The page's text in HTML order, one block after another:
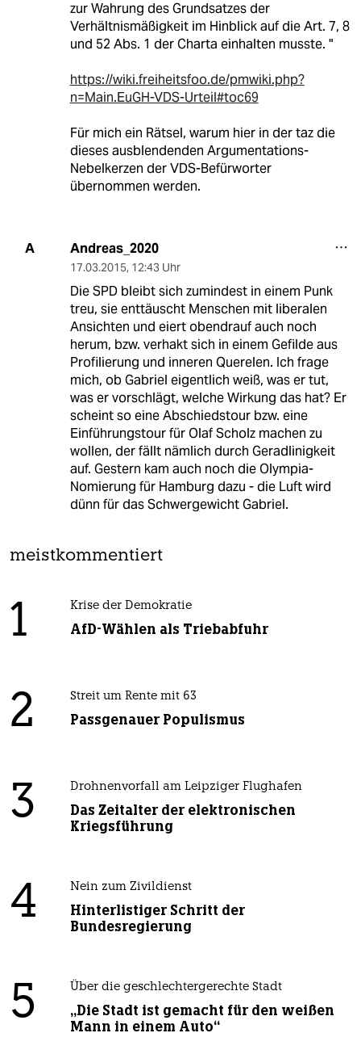
zur Wahrung des Grundsatzes der
Verhältnismäßigkeit im Hinblick auf die Art. 7, 8
und 52 Abs. 1 der Charta einhalten musste. "
https://wiki.freiheitsfoo.de/pmwiki.php?
n=Main.EuGH-VDS-Urteil#toc69
Für mich ein Rätsel, warum hier in der taz die
dieses ausblendenden Argumentations-
Nebelkerzen der VDS-Befürworter
übernommen werden.
A Andreas_2020
17.03.2015, 12:43 Uhr
Die SPD bleibt sich zumindest in einem Punk
treu, sie enttäuscht Menschen mit liberalen
Ansichten und eiert obendrauf auch noch
herum, bzw. verhakt sich in einem Gefilde aus
Profilierung und inneren Querelen. Ich frage
mich, ob Gabriel eigentlich weiß, was er tut,
was er vorschlägt, welche Wirkung das hat? Er
scheint so eine Abschiedstour bzw. eine
Einführungstour für Olaf Scholz machen zu
wollen, der fällt nämlich durch Geradlinigkeit
auf. Gestern kam auch noch die Olympia-
Nomierung für Hamburg dazu - die Luft wird
dünn für das Schwergewicht Gabriel.
meistkommentiert
1 Krise der Demokratie
AfD-Wählen als Triebabfuhr
2 Streit um Rente mit 63
Passgenauer Populismus
3 Drohnenvorfall am Leipziger Flughafen
Das Zeitalter der elektronischen
Kriegsführung
4 Nein zum Zivildienst
Hinterlistiger Schritt der
Bundesregierung
5 Über die geschlechtergerechte Stadt
„Die Stadt ist gemacht für den weißen
Mann in einem Auto“